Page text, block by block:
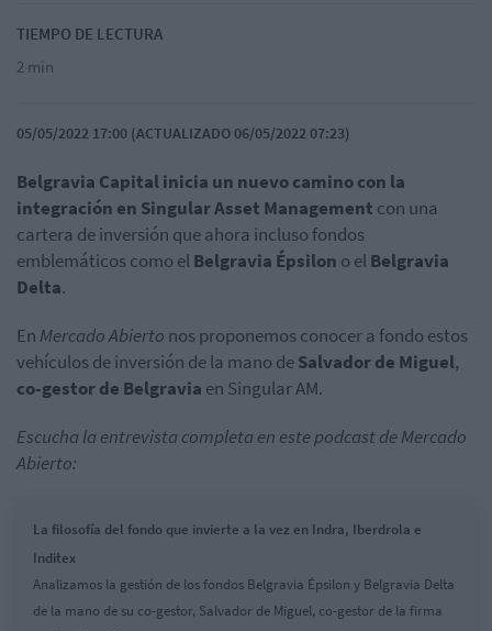
TIEMPO DE LECTURA
2 min
05/05/2022 17:00 (ACTUALIZADO 06/05/2022 07:23)
Belgravia Capital inicia un nuevo camino con la
integración en Singular Asset Management con una
cartera de inversión que ahora incluso fondos
emblemáticos como elBelgravia Épsilon o elBelgravia
Delta.
En Mercado Abierto nos proponemos conocer a fondo estos
vehículos de inversión de la mano deSalvador de Miguel,
co-gestor de Belgravia en Singular AM.
Escucha la entrevista completa en este podcast de Mercado
Abierto:
La filosofía del fondo que invierte a la vez en Indra, Iberdrola e
Inditex
Analizamos la gestión de los fondos Belgravia Épsilon y Belgravia Delta
de la mano de su co-gestor, Salvador de Miguel, co-gestor de la firma